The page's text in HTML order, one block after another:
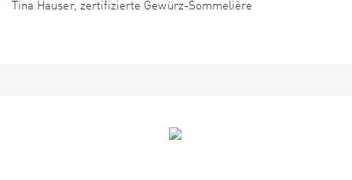
Tina Hauser, zertifizierte Gewürz-Sommelière